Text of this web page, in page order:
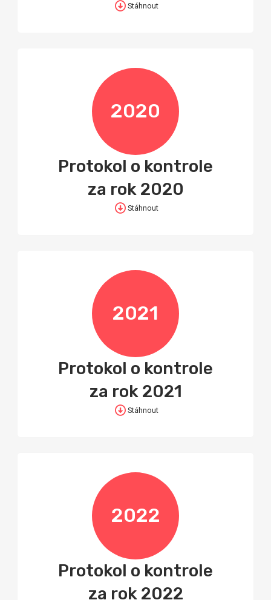
Stáhnout
2020
Protokol o kontrole
za rok 2020
Stáhnout
2021
Protokol o kontrole
za rok 2021
Stáhnout
2022
Protokol o kontrole
za rok 2022